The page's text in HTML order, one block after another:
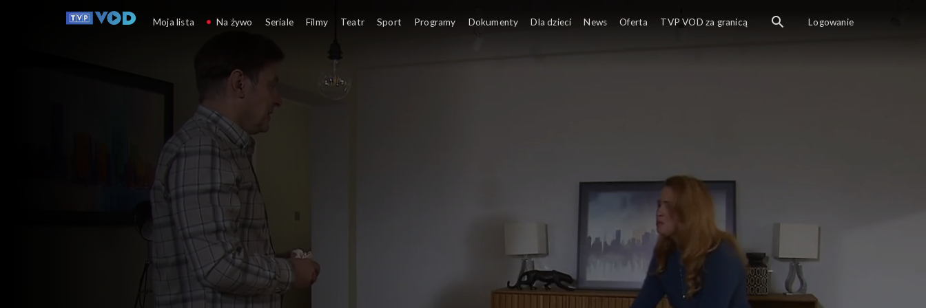
Klan
Moja lista Na żywo Seriale Filmy Teatr Sport Programy Dokumenty Dla dzieci News Oferta TVP VOD za granicą Logowanie